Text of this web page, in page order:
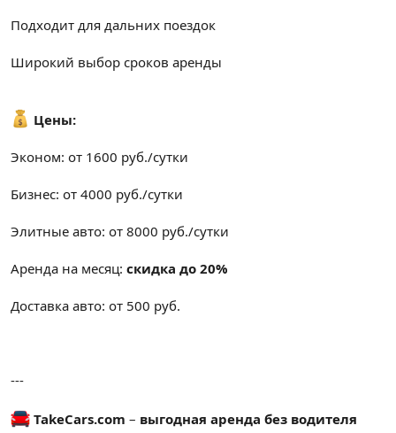
Подходит для дальних поездок
Широкий выбор сроков аренды
Цены:
Эконом: от 1600 руб./сутки
Бизнес: от 4000 руб./сутки
Элитные авто: от 8000 руб./сутки
Аренда на месяц: скидка до 20%
Доставка авто: от 500 руб.
---
TakeCars.com – выгодная аренда без водителя